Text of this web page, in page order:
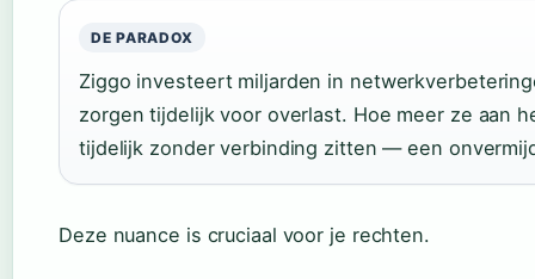
DE PARADOX
Ziggo investeert miljarden in
zorgen tijdelijk voor overlast. Hoe meer ze aan
tijdelijk zonder verbinding zitten — een
Deze nuance is cruciaal voor je rechten.